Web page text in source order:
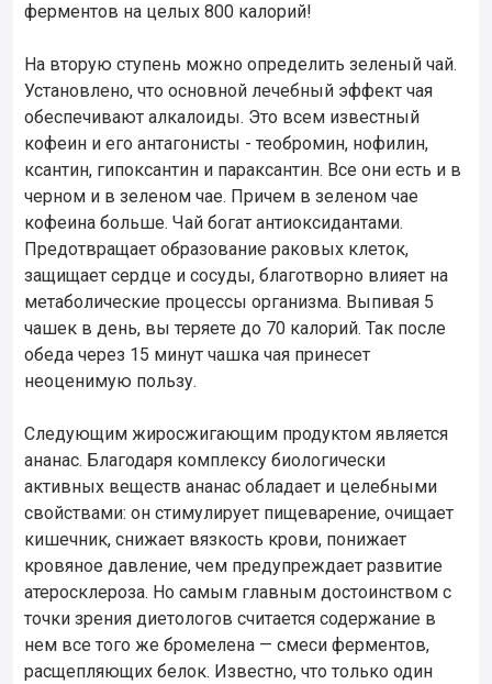
ферментов на целых 800 калорий!
На вторую ступень можно определить зеленый чай.
Установлено, что основной лечебный эффект чая
обеспечивают алкалоиды. Это всем известный
кофеин и его антагонисты - теобромин, нофилин,
ксантин, гипоксантин и параксантин. Все они есть и в
черном и в зеленом чае. Причем в зеленом чае
кофеина больше. Чай богат антиоксидантами.
Предотвращает образование раковых клеток,
защищает сердце и сосуды, благотворно влияет на
метаболические процессы организма. Выпивая 5
чашек в день, вы теряете до 70 калорий. Так после
обеда через 15 минут чашка чая принесет
неоценимую пользу.
Следующим жиросжигающим продуктом является
ананас. Благодаря комплексу биологически
активных веществ ананас обладает и целебными
свойствами: он стимулирует пищеварение, очищает
кишечник, снижает вязкость крови, понижает
кровяное давление, чем предупреждает развитие
атеросклероза. Но самым главным достоинством с
точки зрения диетологов считается содержание в
нем все того же бромелена — смеси ферментов,
расщепляющих белок. Известно, что только один